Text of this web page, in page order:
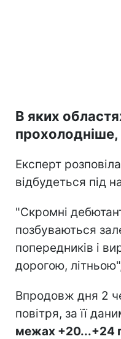
В яких
прохолодніше,
Експерт
відбудеться під
"Скромні
позбуваються
попередників і
дорогою,
Впродовж дня 2
повітря, за її
межах +20...+24